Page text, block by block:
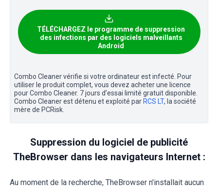
TÉLÉCHARGEZ le programme de suppression
des infections par des logiciels malveillants
Android
Combo Cleaner vérifie si votre ordinateur est infecté. Pour
utiliser le produit complet, vous devez acheter une licence
pour Combo Cleaner. 7 jours d’essai limité gratuit disponible.
Combo Cleaner est détenu et exploité par RCS LT, la société
mère de PCRisk.
Suppression du logiciel de publicité
TheBrowser dans les navigateurs Internet :
Au moment de la recherche, TheBrowser n'installait aucun